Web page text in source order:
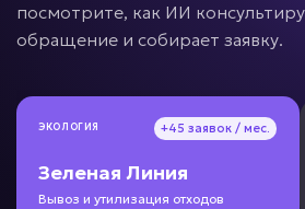
CRM заполняется вручную?
ИИ для работы
Задача: Автоматизация CRM
• Экономия 1–3 часа в день
посмотрите, как ИИ
обращение и собирает заявку.
ЭКОЛОГИЯ +45 заявок / мес.
Зеленая Линия
Вывоз и утилизация отходов
ЭКОЛОГИЯ +45 заявок / мес.
Зеленая Линия
Вывоз и утилизация отходов